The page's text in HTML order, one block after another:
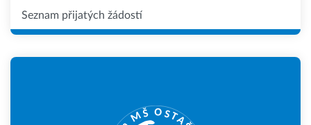
Seznam přijatých žádostí